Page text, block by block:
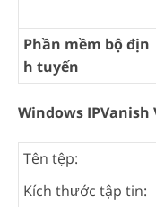
Phần mềm bộ địn
h tuyến
Windows IPVanish
Tên tệp:
Kích thước tập tin: